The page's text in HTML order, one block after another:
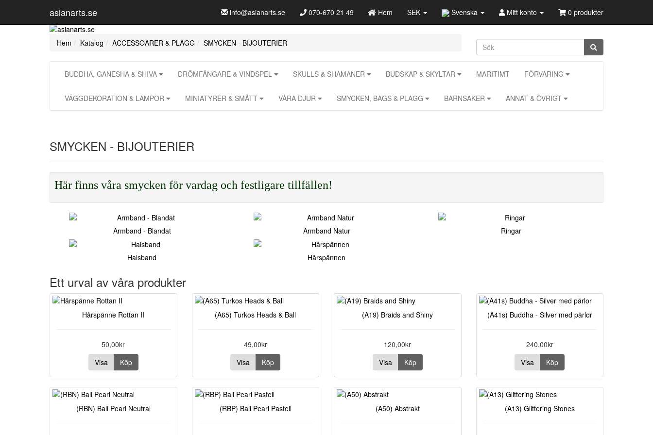
asianarts.se info@asianarts.se 070-670 21 49 Hem SEK Svenska Mitt konto 0 produkter
Hem Katalog ACCESSOARER & PLAGG SMYCKEN - BIJOUTERIER
BUDDHA, GANESHA & SHIVA DRÖMFÅNGARE & VINDSPEL SKULLS & SHAMANER BUDSKAP & SKYLTAR MARITIMT FÖRVARING
VÄGGDEKORATION & LAMPOR MINIATYRER & SMÅTT VÅRA DJUR SMYCKEN, BAGS & PLAGG BARNSAKER ANNAT & ÖVRIGT
SMYCKEN - BIJOUTERIER
Här finns våra smycken för vardag och festligare tillfällen!
Armband - Blandat Armband Natur Ringar
Halsband Hårspännen
Ett urval av våra produkter
Hårspänne Rottan II
50,00kr
Visa
Köp
(A65) Turkos Heads & Ball
49,00kr
Visa
Köp
(A19) Braids and Shiny
120,00kr
Visa
Köp
(A41s) Buddha - Silver med pärlor
240,00kr
Visa
Köp
(RBN) Bali Pearl Neutral (RBP) Bali Pearl Pastell (A50) Abstrakt (A13) Glittering Stones